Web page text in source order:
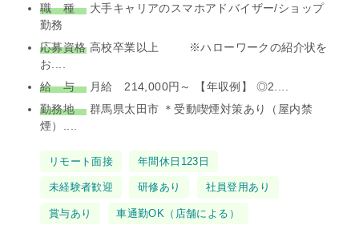
職 種大手キャリアのスマホアドバイザー/ショップ
勤務
応募資格高校卒業以上 ※ハローワークの紹介状を
お....
給 与月給 214,000円～ 【年収例】 ◎2....
勤務地群馬県太田市 ＊受動喫煙対策あり（屋内禁
煙）....
タリモート面接 年間休日123日
未経験者歓迎 研修あり 社員登用あり
賞与あり 車通勤OK（店舗による）